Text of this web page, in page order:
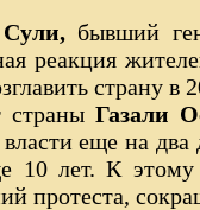
бывший
реакция
страну в
страны Газали
власти еще на
10 лет. К этому
протеста,